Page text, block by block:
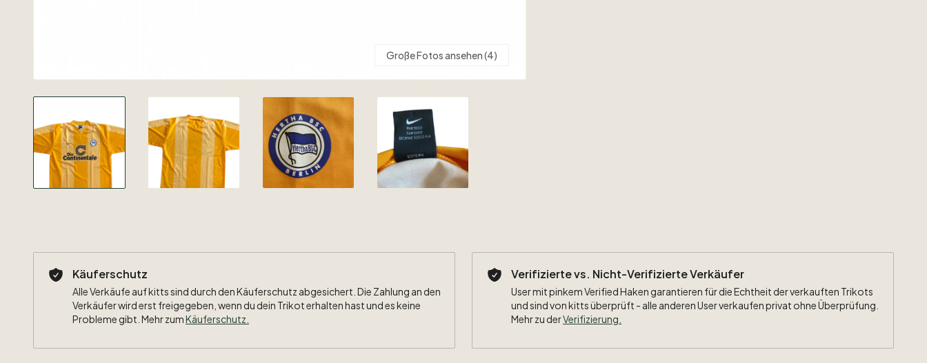
Große Fotos ansehen (4)
Käuferschutz
Alle Verkäufe auf kitts sind durch den Käuferschutz abgesichert. Die Zahlung an den
Verkäufer wird erst freigegeben, wenn du dein Trikot erhalten hast und es keine
Probleme gibt. Mehr zumKäuferschutz
Verifizierte vs. Nicht-Verifizierte Verkäufer
User mit pinkem Verified Haken garantieren für die Echtheit der verkauften Trikots
und sind von kitts überprüft - alle anderen User verkaufen privat ohne Überprüfung.
Mehr zu derVerifizierung.